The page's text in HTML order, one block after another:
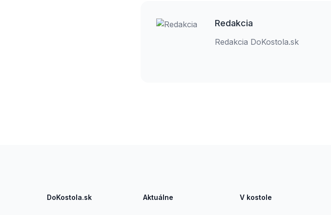
Redakcia
Redakcia DoKostola.sk
DoKostola.sk Aktuálne V kostole